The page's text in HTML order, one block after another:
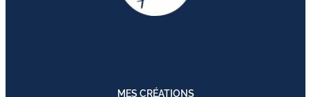
MES CRÉATIONS